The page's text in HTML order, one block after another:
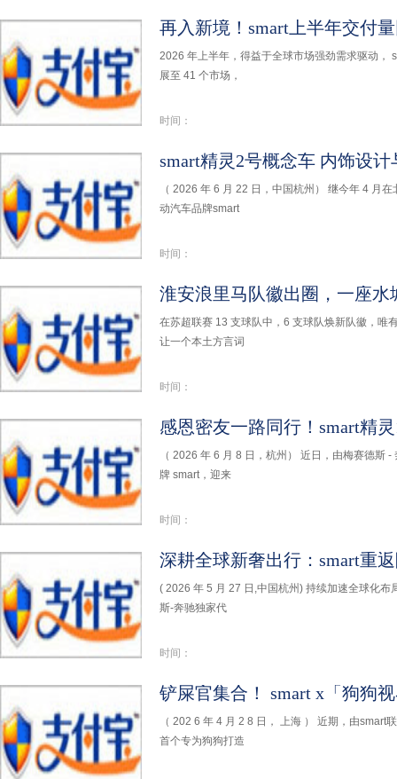
2026 年上半年，得益于全球市场强劲需求驱动，
展至 41 个市场，
时间：
（ 2026 年 6 月 22 日，中国杭州） 继今年 4 月
动汽车品牌smart
时间：
淮安浪里马队徽出圈，一座水
在苏超联赛 13 支球队中，6 支球队焕新队徽，唯
让一个本土方言词
时间：
（ 2026 年 6 月 8 日，杭州） 近日，由梅赛德斯
牌 smart，迎来
时间：
( 2026 年 5 月 27 日,中国杭州) 持续加速全球化
斯-奔驰独家代
时间：
（ 202 6 年 4 月 2 8 日， 上海 ） 近期，由smart
首个专为狗狗打造